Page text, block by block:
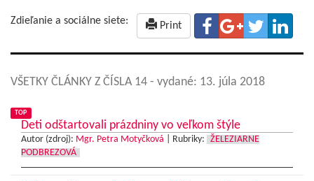
Zdieľanie a sociálne siete: Print
VŠETKY ČLÁNKY Z ČÍSLA 14 - vydané: 13. júla 2018
TOP
Deti odštartovali prázdniny vo veľkom štýle
Autor (zdroj): Mgr. Petra Motyčková Rubriky:
ŽELEZIARNE
PODBREZOVÁ